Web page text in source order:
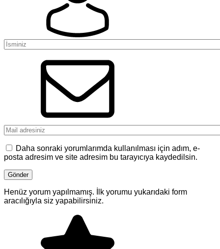
Daha sonraki yorumlarımda kullanılması için adım, e-
posta adresim ve site adresim bu tarayıcıya kaydedilsin.
Henüz yorum yapılmamış. İlk yorumu yukarıdaki form
aracılığıyla siz yapabilirsiniz.